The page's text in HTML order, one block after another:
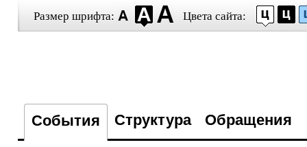
Размер шрифта: Цвета сайта:
События Структура Обращения